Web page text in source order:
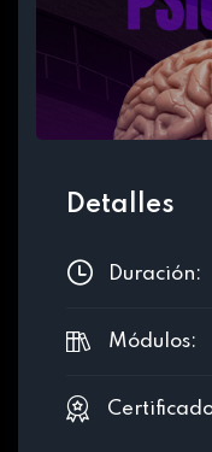
Detalles
Duración:
Módulos: